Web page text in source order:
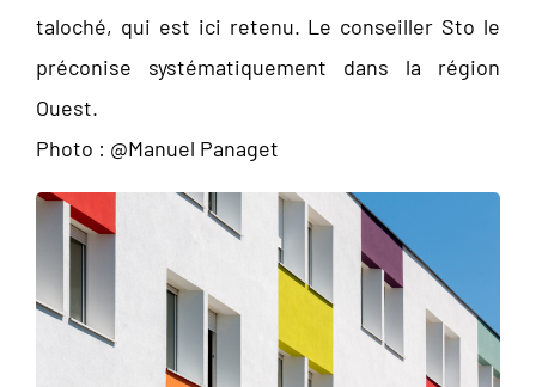
taloché, qui est ici retenu. Le conseiller Sto le
préconise systématiquement dans la région
Ouest.
Photo : @Manuel Panaget